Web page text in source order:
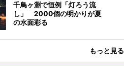
千鳥ヶ淵で恒例「灯ろう流
し」 2000個の明かりが夏
の水面彩る
もっと見る